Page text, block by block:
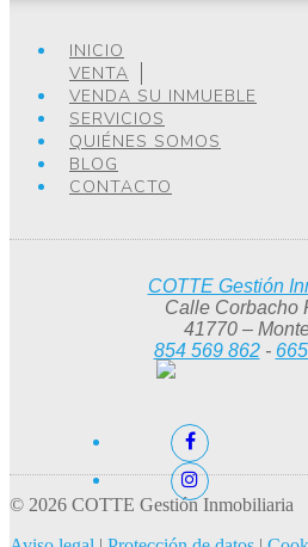
INICIO
VENTA
VENDA SU INMUEBLE
SERVICIOS
QUIÉNES SOMOS
BLOG
CONTACTO
COTTE Gestión
Calle Corbacho
41770 –
854 569 862-
© 2026 COTTE Gestión Inmobiliaria